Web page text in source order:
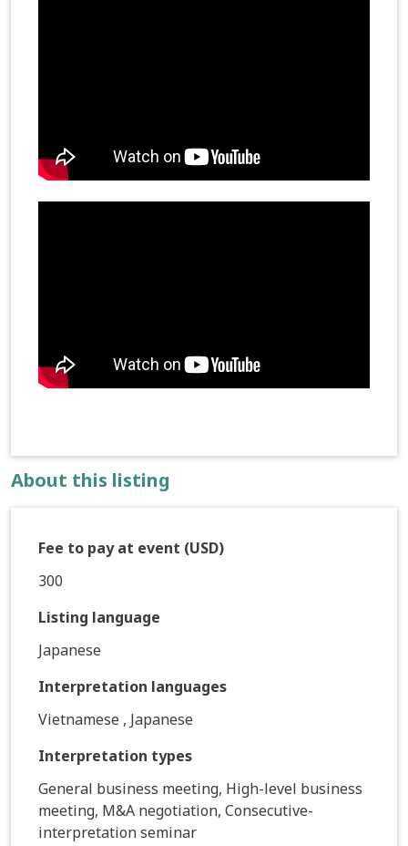
About this listing
Fee to pay at event (USD)
300
Listing language
Japanese
Interpretation languages
Vietnamese , Japanese
Interpretation types
General business meeting, High-level business
meeting, M&A negotiation, Consecutive-
interpretation seminar